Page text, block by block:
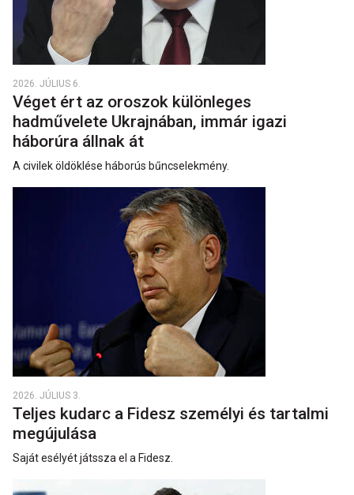
2026. JÚLIUS 6.
Véget ért az oroszok különleges
hadművelete Ukrajnában, immár igazi
háborúra állnak át
A civilek öldöklése háborús bűncselekmény.
2026. JÚLIUS 3.
Teljes kudarc a Fidesz személyi és tartalmi
megújulása
Saját esélyét játssza el a Fidesz.